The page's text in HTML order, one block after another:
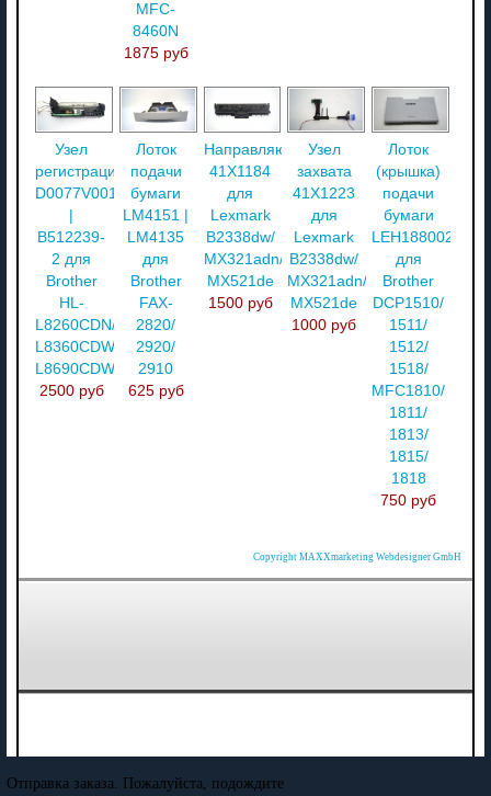
MFC-
8460N
1875 руб
Узел
регистрации
D0077V001
|
B512239-
2 для
Brother
HL-
L8260CDN/
L8360CDW/
L8690CDW
2500 руб
Лоток
подачи
бумаги
LM4151 |
LM4135
для
Brother
FAX-
2820/
2920/
2910
625 руб
Направляющая
41X1184
для
Lexmark
B2338dw/
MX321adn/
MX521de
1500 руб
Узел
захвата
41X1223
для
Lexmark
B2338dw/
MX321adn/
MX521de
1000 руб
Лоток
(крышка)
подачи
бумаги
LEH188002
для
Brother
DCP1510/
1511/
1512/
1518/
MFC1810/
1811/
1813/
1815/
1818
750 руб
Copyright MAXXmarketing Webdesigner GmbH
Отправка заказа. Пожалуйста, подождите